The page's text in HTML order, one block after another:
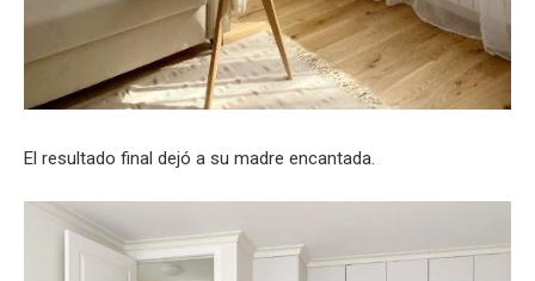
El resultado final dejó a su madre encantada.